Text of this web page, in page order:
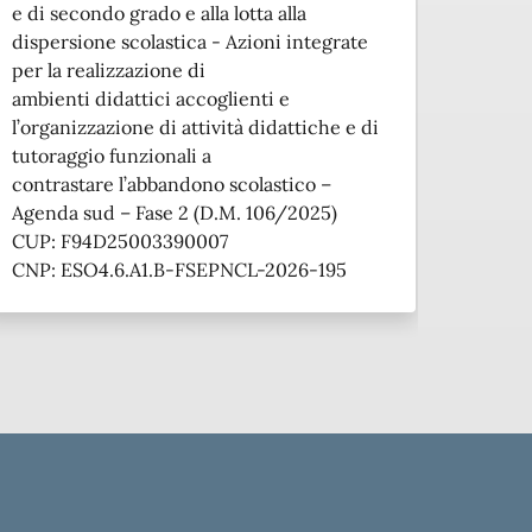
e di secondo grado e alla lotta alla
dispersione scolastica - Azioni integrate
per la realizzazione di
ambienti didattici accoglienti e
l’organizzazione di attività didattiche e di
tutoraggio funzionali a
contrastare l’abbandono scolastico –
Agenda sud – Fase 2 (D.M. 106/2025)
CUP: F94D25003390007
CNP: ESO4.6.A1.B-FSEPNCL-2026-195